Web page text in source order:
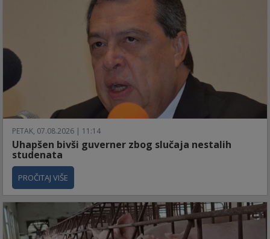
PETAK, 07.08.2026 | 11:14
Uhapšen bivši guverner zbog slučaja nestalih
studenata
PROČITAJ VIŠE